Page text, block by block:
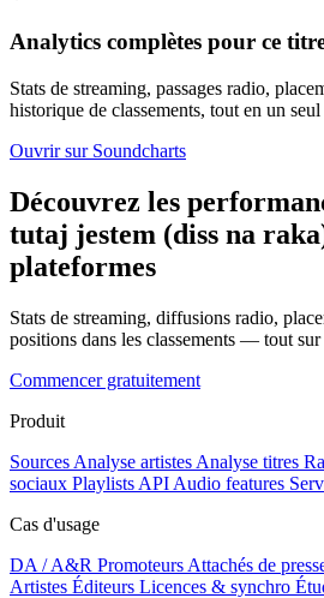
Analytics complètes pour ce
Stats de streaming, passages radio,
historique de classements, tout en un
Ouvrir sur Soundcharts
Découvrez les
tutaj jestem (diss na
plateformes
Stats de streaming, diffusions radio,
positions dans les classements — tout
Commencer gratuitement
Produit
Sources Analyse artistes Analyse titres
sociaux Playlists API Audio features
Cas d'usage
DA / A&R Promoteurs Attachés de
Artistes Éditeurs Licences & synchro